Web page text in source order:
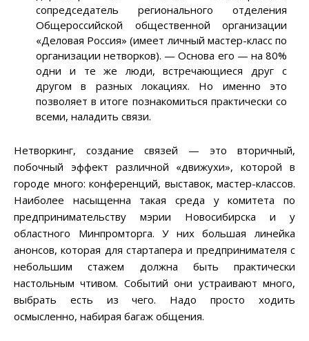
сопредседатель регионального отделения
Общероссийской общественной организации
«Деловая Россия» (имеет личный мастер-класс по
организации нетворков). — Основа его — на 80%
одни и те же люди, встречающиеся друг с
другом в разных локациях. Но именно это
позволяет в итоге познакомиться практически со
всеми, наладить связи.
Нетворкинг, создание связей — это вторичный,
побочный эффект различной «движухи», которой в
городе много: конференций, выставок, мастер-классов.
Наиболее насыщенна такая среда у комитета по
предпринимательству мэрии Новосибирска и у
областного Минпромторга. У них большая линейка
анонсов, которая для стартапера и предпринимателя с
небольшим стажем должна быть практически
настольным чтивом. Событий они устраивают много,
выбрать есть из чего. Надо просто ходить
осмысленно, набирая багаж общения.